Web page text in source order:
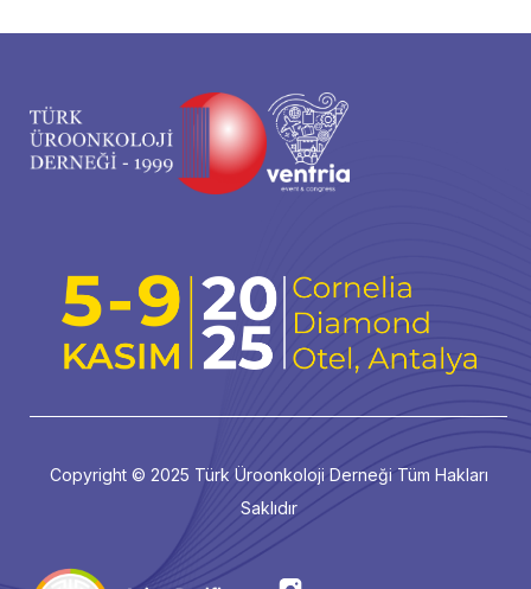
Copyright © 2025 Türk Üroonkoloji Derneği Tüm Hakları
Saklıdır